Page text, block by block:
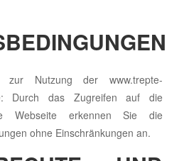
zur Nutzung der www.trepte-
Durch das Zugreifen auf die
Webseite erkennen Sie die
ohne Einschränkungen an.